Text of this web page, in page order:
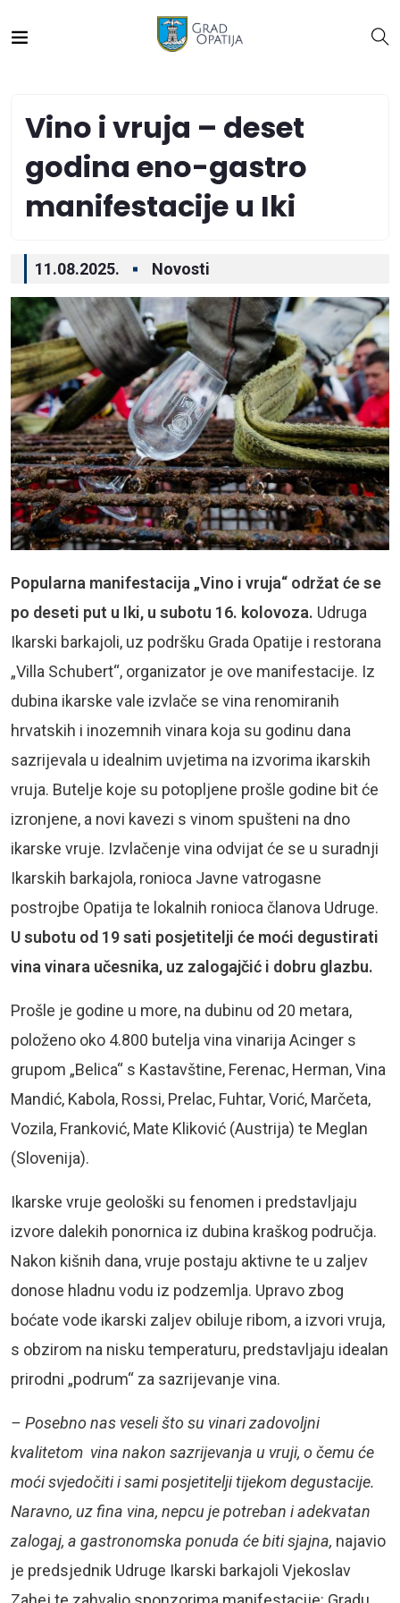
Vino i vruja – deset
godina eno-gastro
manifestacije u Iki
11.08.2025. Novosti
Popularna manifestacija „Vino i vruja“ održat će se
po deseti put u Iki, u subotu 16. kolovoza. Udruga
Ikarski barkajoli, uz podršku Grada Opatije i restorana
„Villa Schubert“, organizator je ove manifestacije. Iz
dubina ikarske vale izvlače se vina renomiranih
hrvatskih i inozemnih vinara koja su godinu dana
sazrijevala u idealnim uvjetima na izvorima ikarskih
vruja. Butelje koje su potopljene prošle godine bit će
izronjene, a novi kavezi s vinom spušteni na dno
ikarske vruje. Izvlačenje vina odvijat će se u suradnji
Ikarskih barkajola, ronioca Javne vatrogasne
postrojbe Opatija te lokalnih ronioca članova Udruge.
U subotu od 19 sati posjetitelji će moći degustirati
vina vinara učesnika, uz zalogajčić i dobru glazbu.
Prošle je godine u more, na dubinu od 20 metara,
položeno oko 4.800 butelja vina vinarija Acinger s
grupom „Belica“ s Kastavštine, Ferenac, Herman, Vina
Mandić, Kabola, Rossi, Prelac, Fuhtar, Vorić, Marčeta,
Vozila, Franković, Mate Kliković (Austrija) te Meglan
(Slovenija).
Ikarske vruje geološki su fenomen i predstavljaju
izvore dalekih ponornica iz dubina kraškog područja.
Nakon kišnih dana, vruje postaju aktivne te u zaljev
donose hladnu vodu iz podzemlja. Upravo zbog
boćate vode ikarski zaljev obiluje ribom, a izvori vruja,
s obzirom na nisku temperaturu, predstavljaju idealan
prirodni „podrum“ za sazrijevanje vina.
– Posebno nas veseli što su vinari zadovoljni
kvalitetom vina nakon sazrijevanja u vruji, o čemu će
moći svjedočiti i sami posjetitelji tijekom degustacije.
Naravno, uz fina vina, nepcu je potreban i adekvatan
zalogaj, a gastronomska ponuda će biti sjajna, najavio
je predsjednik Udruge Ikarski barkajoli Vjekoslav